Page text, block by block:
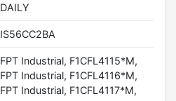
DAILY
IS56CC2BA
FPT Industrial, F1CFL4115*M,
FPT Industrial, F1CFL4116*M,
FPT Industrial, F1CFL4117*M,